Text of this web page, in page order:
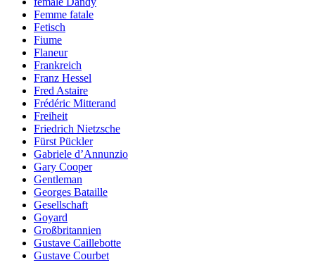
Femme fatale
Fetisch
Fiume
Flaneur
Frankreich
Franz Hessel
Fred Astaire
Frédéric Mitterand
Freiheit
Friedrich Nietzsche
Fürst Pückler
Gabriele d’Annunzio
Gary Cooper
Gentleman
Georges Bataille
Gesellschaft
Goyard
Großbritannien
Gustave Caillebotte
Gustave Courbet